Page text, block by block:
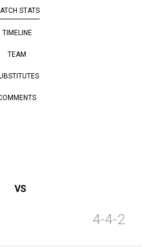
STATS
TIMELINE
TEAM
VS
4-4-2